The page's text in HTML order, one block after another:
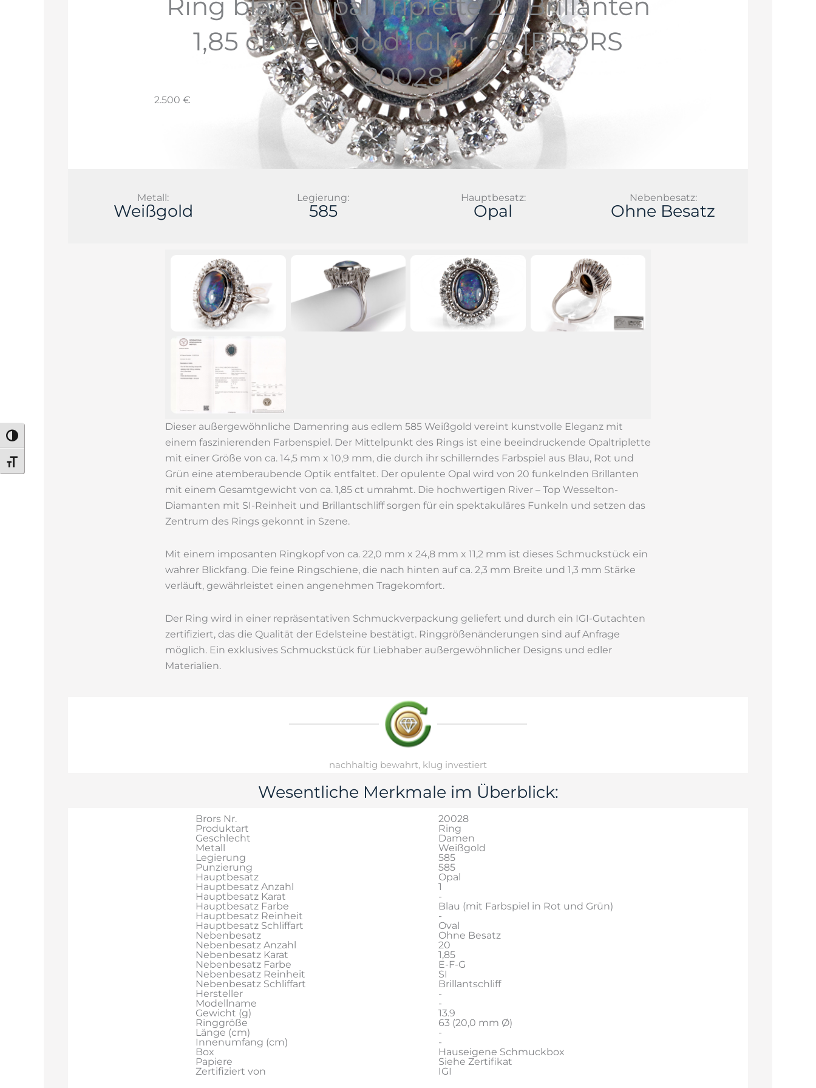
Umschalten auf hohe Kontraste
Schrift vergrößern
1,85 ct Weißgold IGI Gr 63 [BRORS
20028]
2.500 €
Metall:
Weißgold
Legierung:
585
Hauptbesatz:
Opal
Nebenbesatz:
Ohne Besatz
Dieser außergewöhnliche Damenring aus edlem 585 Weißgold vereint kunstvolle Eleganz mit
einem faszinierenden Farbenspiel. Der Mittelpunkt des Rings ist eine beeindruckende Opaltriplette
mit einer Größe von ca. 14,5 mm x 10,9 mm, die durch ihr schillerndes Farbspiel aus Blau, Rot und
Grün eine atemberaubende Optik entfaltet. Der opulente Opal wird von 20 funkelnden Brillanten
mit einem Gesamtgewicht von ca. 1,85 ct umrahmt. Die hochwertigen River – Top Wesselton-
Diamanten mit SI-Reinheit und Brillantschliff sorgen für ein spektakuläres Funkeln und setzen das
Zentrum des Rings gekonnt in Szene.
Mit einem imposanten Ringkopf von ca. 22,0 mm x 24,8 mm x 11,2 mm ist dieses Schmuckstück ein
wahrer Blickfang. Die feine Ringschiene, die nach hinten auf ca. 2,3 mm Breite und 1,3 mm Stärke
verläuft, gewährleistet einen angenehmen Tragekomfort.
Der Ring wird in einer repräsentativen Schmuckverpackung geliefert und durch ein IGI-Gutachten
zertifiziert, das die Qualität der Edelsteine bestätigt. Ringgrößenänderungen sind auf Anfrage
möglich. Ein exklusives Schmuckstück für Liebhaber außergewöhnlicher Designs und edler
Materialien.
nachhaltig bewahrt, klug investiert
Wesentliche Merkmale im Überblick:
Brors Nr.
20028
Produktart
Ring
Geschlecht
Damen
Metall
Weißgold
Legierung
585
Punzierung
585
Hauptbesatz
Opal
Hauptbesatz Anzahl
1
Hauptbesatz Karat
-
Hauptbesatz Farbe
Blau (mit Farbspiel in Rot und Grün)
Hauptbesatz Reinheit
-
Hauptbesatz Schliffart
Oval
Nebenbesatz
Ohne Besatz
Nebenbesatz Anzahl
20
Nebenbesatz Karat
1,85
Nebenbesatz Farbe
E-F-G
Nebenbesatz Reinheit
SI
Nebenbesatz Schliffart
Brillantschliff
Hersteller
-
Modellname
-
Gewicht (g)
13.9
Ringgröße
63 (20,0 mm Ø)
Länge (cm)
-
Innenumfang (cm)
-
Box
Hauseigene Schmuckbox
Papiere
Siehe Zertifikat
Zertifiziert von
IGI